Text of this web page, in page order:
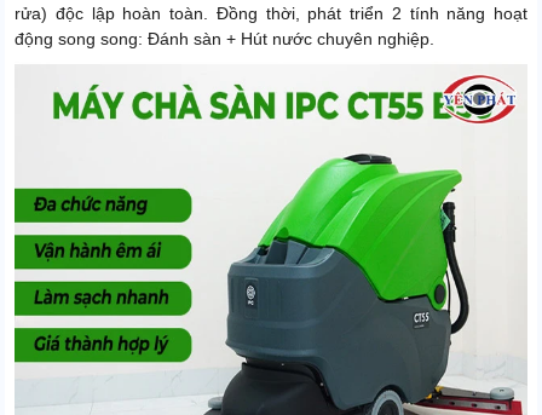
rửa) độc lập hoàn toàn. Đồng thời, phát triển 2 tính năng hoạt
động song song: Đánh sàn + Hút nước chuyên nghiệp.